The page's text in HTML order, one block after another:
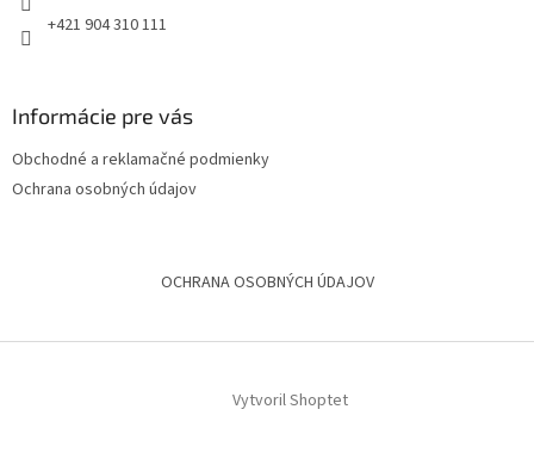
+421 904 310 111
Informácie pre vás
Obchodné a reklamačné podmienky
Ochrana osobných údajov
OCHRANA OSOBNÝCH ÚDAJOV
Vytvoril Shoptet